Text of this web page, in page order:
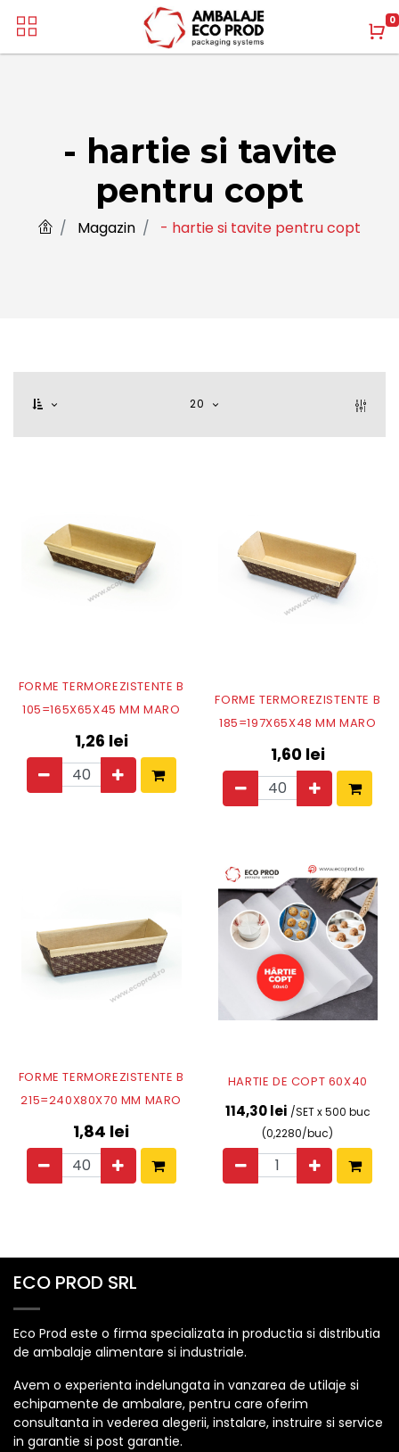
0
- hartie si tavite
pentru copt
Magazin - hartie si tavite pentru copt
20
FORME TERMOREZISTENTE B
105=165X65X45 MM MARO
1,26 lei
FORME TERMOREZISTENTE B
185=197X65X48 MM MARO
1,60lei
FORME TERMOREZISTENTE B
215=240X80X70 MM MARO
1,84 lei
HARTIE DE COPT 60X40
114,30 lei /SET x 500 buc
(0,2280/buc)
ECO PROD SRL
Eco Prod este o firma specializata in productia si distributia
de ambalaje alimentare si industriale.
Avem o experienta indelungata in vanzarea de utilaje si
echipamente de ambalare, pentru care oferim
consultanta in vederea alegerii, instalare, instruire si service
in garantie si post garantie.